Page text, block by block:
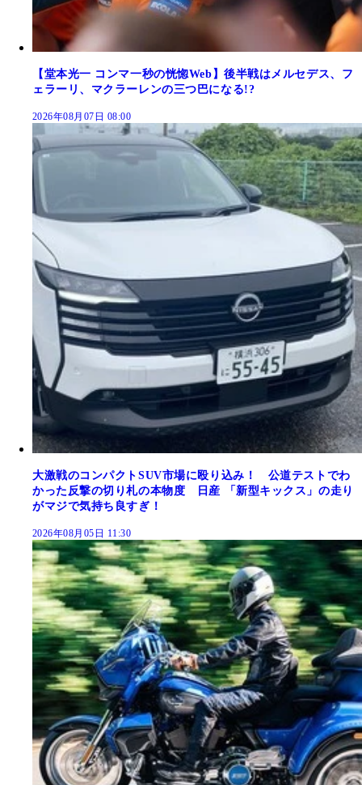
【堂本光一 コンマ一秒の恍惚Web】後半戦はメルセデス、フ
ェラーリ、マクラーレンの三つ巴になる!?
2026年08月07日 08:00
大激戦のコンパクトSUV市場に殴り込み！ 公道テストでわ
かった反撃の切り札の本物度 日産 「新型キックス」の走り
がマジで気持ち良すぎ！
2026年08月05日 11:30